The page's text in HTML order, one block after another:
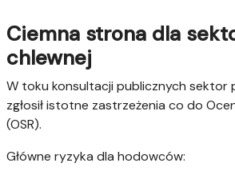
Ciemna strona dla
chlewnej
W toku konsultacji publicznych sektor
zgłosił istotne zastrzeżenia co do
(OSR).
Główne ryzyka dla hodowców: